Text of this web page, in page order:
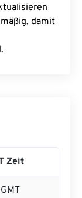
damit
Zeit